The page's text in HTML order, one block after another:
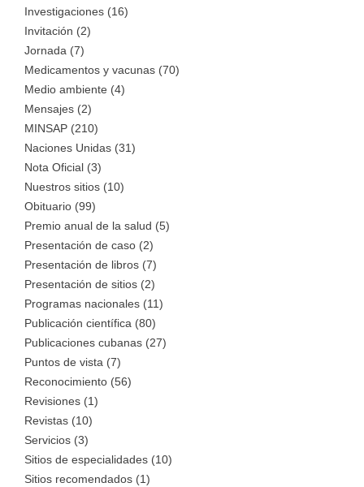
Investigaciones (16)
Invitación (2)
Jornada (7)
Medicamentos y vacunas (70)
Medio ambiente (4)
Mensajes (2)
MINSAP (210)
Naciones Unidas (31)
Nota Oficial (3)
Nuestros sitios (10)
Obituario (99)
Premio anual de la salud (5)
Presentación de caso (2)
Presentación de libros (7)
Presentación de sitios (2)
Programas nacionales (11)
Publicación científica (80)
Publicaciones cubanas (27)
Puntos de vista (7)
Reconocimiento (56)
Revisiones (1)
Revistas (10)
Servicios (3)
Sitios de especialidades (10)
Sitios recomendados (1)